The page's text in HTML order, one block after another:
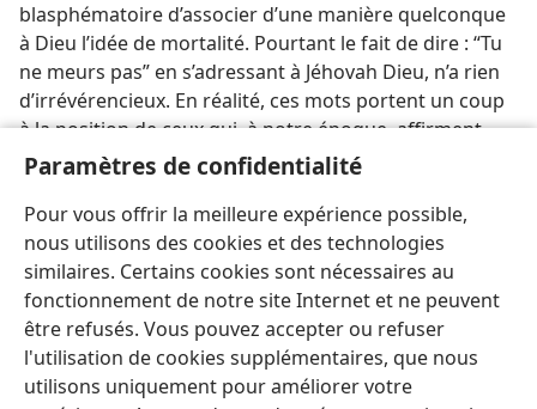
Paramètres de confidentialité
Pour vous offrir la meilleure expérience possible,
nous utilisons des cookies et des technologies
similaires. Certains cookies sont nécessaires au
fonctionnement de notre site Internet et ne peuvent
être refusés. Vous pouvez accepter ou refuser
l'utilisation de cookies supplémentaires, que nous
utilisons uniquement pour améliorer votre
blasphématoire d’associer d’une manière quelconque
à Dieu l’idée de mortalité. Pourtant le fait de dire : “Tu
ne meurs pas” en s’adressant à Jéhovah Dieu, n’a rien
d’irrévérencieux. En réalité, ces mots portent un coup
à la position de ceux qui, à notre époque, affirment
que Dieu est mort, et ils s’harmonisent avec le psaume
“D’éternité en éternité tu es Dieu.” —Ps. 90:1, 2.
Français Partager Préférences
Copyright © 2026 Watch Tower Bible and Tract Society of Pennsylvania